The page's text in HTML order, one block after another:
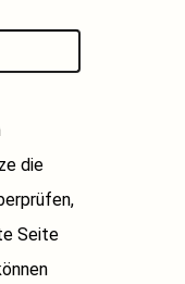
die
Seite